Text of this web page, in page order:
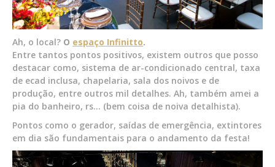
Ah, o local? O espaço Infinitto.
Entre tantos pontos positivos, existem outros que posso
destacar como, sistema de ar-condicionado central, taxa
de ecad inclusa, chapelaria, sala dos noivos e de
produção, entre outros mil detalhes. Ah, também amei a
pia do banheiro, rs… (bem coisa de noiva detalhista).
Pontos como o gerador, saídas de emergência, extintores
em dia são fundamentais para o andamento da festa!